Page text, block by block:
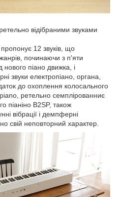
відібраними звуками
пропонує 12 звуків, що
починаючи з п'яти
нового піано движка, і
звуки електропіано, органа,
до охоплення колосального
ретельно семплірованниє
піаніно B2SP, також
вібрації і демпферні
свій неповторний характер.